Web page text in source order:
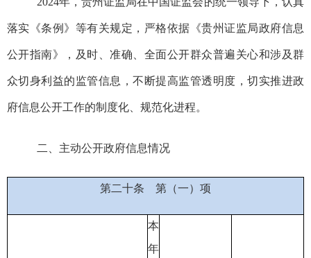
落实《条例》等有关规定， 严格依据 《贵州证监局政府信息
公开指南》， 及时、准确、全面公开群众普遍关心和涉及群
众切身利益的监管信息 ，不断提高监管透明度，切实推进政
府信息公开工作的制度化、规范化进程。
二、主动公开政府信息情况
第二十条 第（一）项
本
年